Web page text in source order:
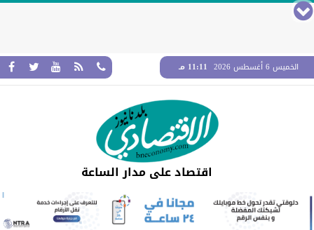
الخميس 6 أغسطس 2026 11:11 مـ
اقتصاد على مدار الساعة